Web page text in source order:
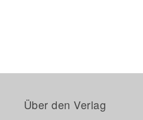
Über den Verlag